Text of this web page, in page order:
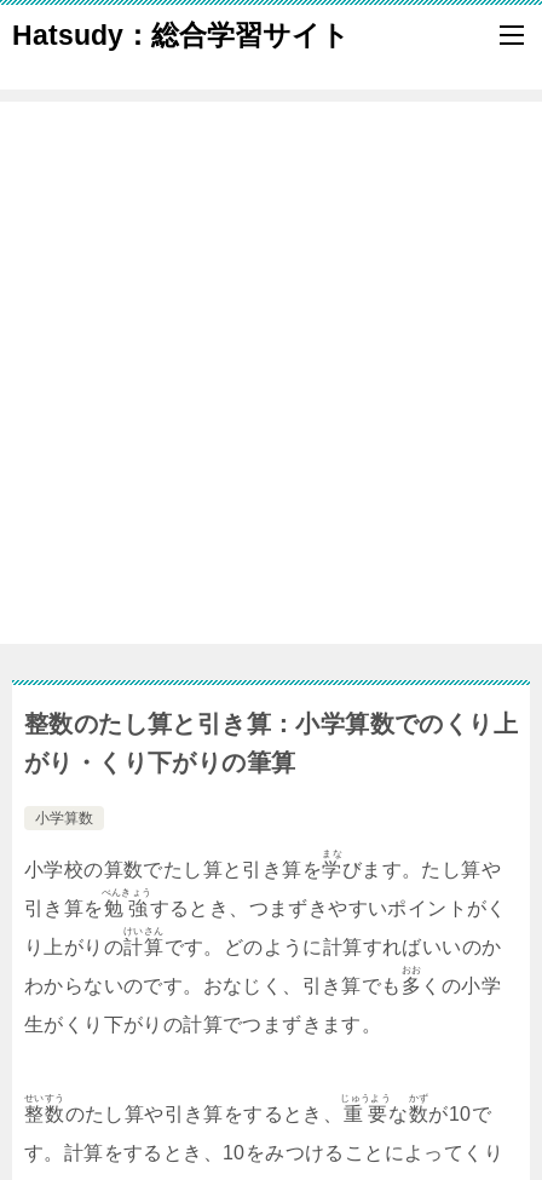
Hatsudy：総合学習サイト
整数のたし算と引き算：小学算数でのくり上
がり・くり下がりの筆算
小学算数
小学校の算数でたし算と引き算を学
まな
びます。たし算や
引き算を勉強
べんきょう
するとき、つまずきやすいポイントがく
り上がりの計算
けいさん
です。どのように計算すればいいのか
わからないのです。おなじく、引き算でも 多
おお
くの小学
生がくり下がりの計算でつまずきます。
整数
せいすう
のたし算や引き算をするとき、 重要
じゅうよう
な数
かず
が10で
す。計算をするとき、10をみつけることによってくり